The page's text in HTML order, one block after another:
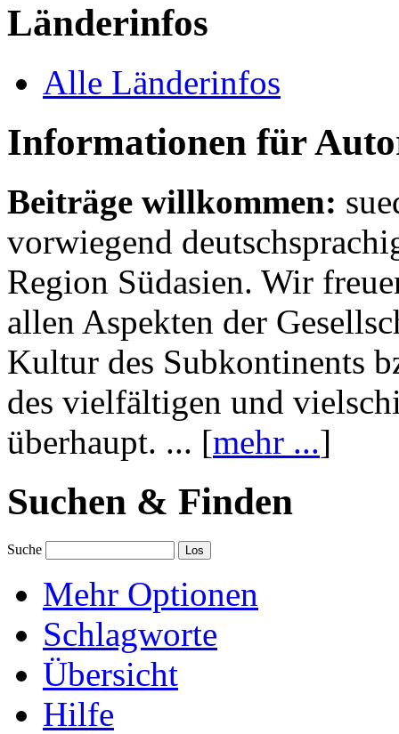
Länderinfos
Alle Länderinfos
Informationen für
Beiträge willkommen:
vorwiegend
Region Südasien. Wir
allen Aspekten der
Kultur des Subkontinents
des vielfältigen und
überhaupt. ... [mehr ...]
Suchen & Finden
Suche
Mehr Optionen
Schlagworte
Übersicht
Hilfe